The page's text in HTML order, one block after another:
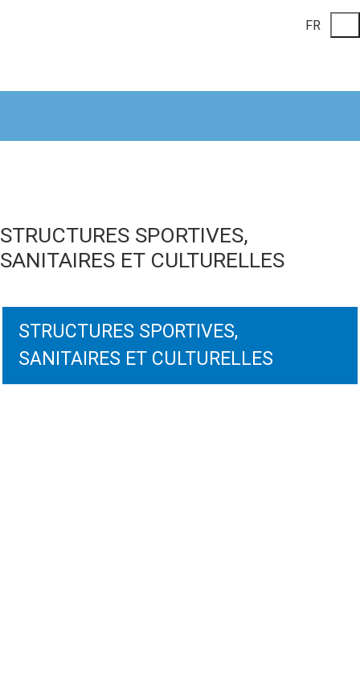
FR
STRUCTURES SPORTIVES,
SANITAIRES ET CULTURELLES
STRUCTURES SPORTIVES,
SANITAIRES ET CULTURELLES